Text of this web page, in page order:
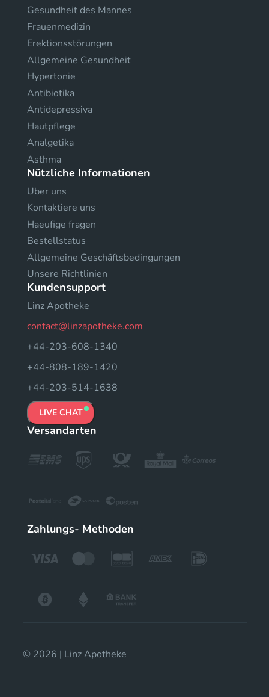
Gesundheit des Mannes
Frauenmedizin
Erektionsstörungen
Allgemeine Gesundheit
Hypertonie
Antibiotika
Antidepressiva
Hautpflege
Analgetika
Asthma
Nützliche Informationen
Uber uns
Kontaktiere uns
Haeufige fragen
Bestellstatus
Allgemeine Geschäftsbedingungen
Unsere Richtlinien
Kundensupport
Linz Apotheke
contact@linzapotheke.com
+44-203-608-1340
+44-808-189-1420
+44-203-514-1638
LIVE CHAT
Versandarten
Zahlungs- Methoden
© 2026 | Linz Apotheke